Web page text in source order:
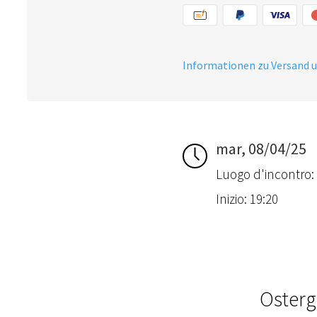
Informationen zu Versand
mar, 08/04/25
Luogo d'incontro:
Inizio: 19:20